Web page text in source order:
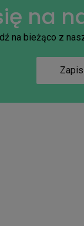
na
na bieżąco z